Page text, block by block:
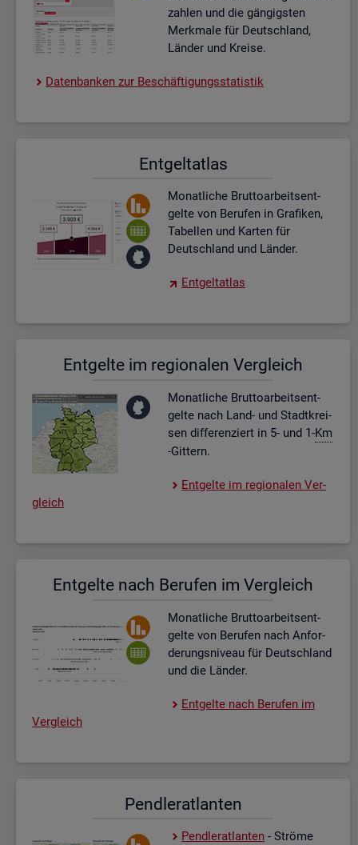
zah­len und die gän­gigs­ten
Merk­ma­le für Deutsch­land,
Län­der und Krei­se.
Da­ten­ban­ken zur Be­schäf­ti­gungs­sta­tis­tik
Ent­gel­t­at­las
Mo­nat­li­che Brut­to­ar­beits­ent­
gel­te von Be­ru­fen in Gra­fi­ken,
Ta­bel­len und Kar­ten für
Deutsch­land und Län­der.
Ent­gel­t­at­las
Ent­gel­te im re­gio­na­len Ver­gleich
Mo­nat­li­che Brut­to­ar­beits­ent­
gel­te nach Land- und Stadt­krei­
sen dif­fe­ren­ziert in 5- und 1-Km
-Git­tern.
Ent­gel­te im re­gio­na­len Ver­
gleich
Ent­gel­te nach Be­ru­fen im Ver­gleich
Mo­nat­li­che Brut­to­ar­beits­ent­
gel­te von Be­ru­fen nach An­for­
de­rungs­ni­veau für Deutsch­land
und die Län­der.
Ent­gel­te nach Be­ru­fen im
Ver­gleich
Pend­ler­at­lan­ten
Pend­ler­at­lan­ten - Strö­me